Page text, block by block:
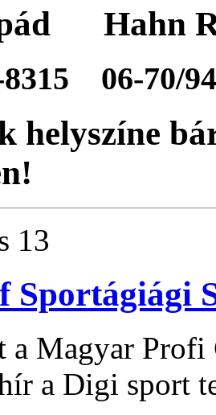
Hahn
8315 06-70/
helyszíne
13
Sportágiági
a Magyar Profi
a Digi sport